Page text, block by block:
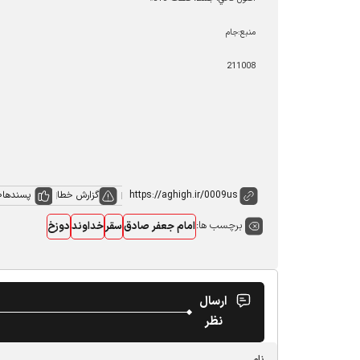
منبع:جام
211008
گزارش خطا پسندها
برچسب ها:امام جعفر صادقسقرخداونددوزخ
ارسال
نظر